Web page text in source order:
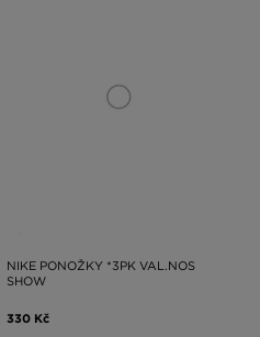
NIKE PONOŽKY *3PK VAL.NOS
SHOW
330 Kč